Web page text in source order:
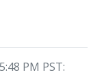
PM PST: